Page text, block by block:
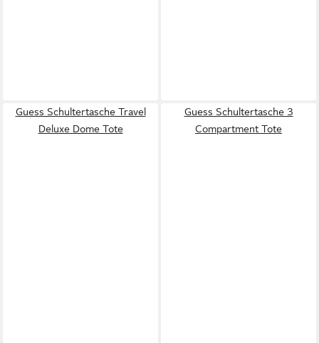
Guess Schultertasche Travel
Deluxe Dome Tote
Guess Schultertasche 3
Compartment Tote